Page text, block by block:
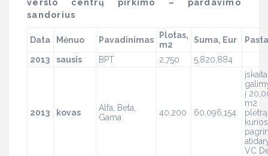
verslo centrų pirkimo – pardavimo
sandorius
Data Mėnuo Pavadinimas
Plotas,
m2
Suma, Eur
2013 sausis BPT 2,750 5,820,884
2013 kovas
Alfa, Beta,
Gama
40,200 60,096,154
į
m2
kurios
VC